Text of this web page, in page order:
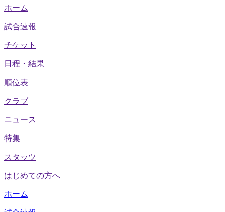
ホーム
試合速報
チケット
日程・結果
順位表
クラブ
ニュース
特集
スタッツ
はじめての方へ
ホーム